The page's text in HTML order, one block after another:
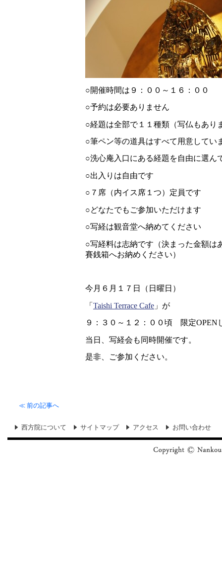
○開催時間は９：００～１６：００
○予約は必要ありません
○経題は全部で１１種類（写仏もあり
○筆ペン等の道具はすべて用意してい
○洗心庵入口にある経題を自由に選ん
○出入りは自由です
○７席（内イス席１つ）定員です
○どなたでもご参加いただけます
○写経は観音堂へ納めてください
○写経料は志納です（決まった金額は
賽銭箱へお納めください）
今月６月１７日（日曜日）
「 Taishi Terrace Cafe 」が
９：３０～１２：００頃 限定OPEN
当日、写経会も同時開催です。
是非、ご参加ください。
≪ 前の記事へ
西方院について サイトマップ アクセス お問い合わせ